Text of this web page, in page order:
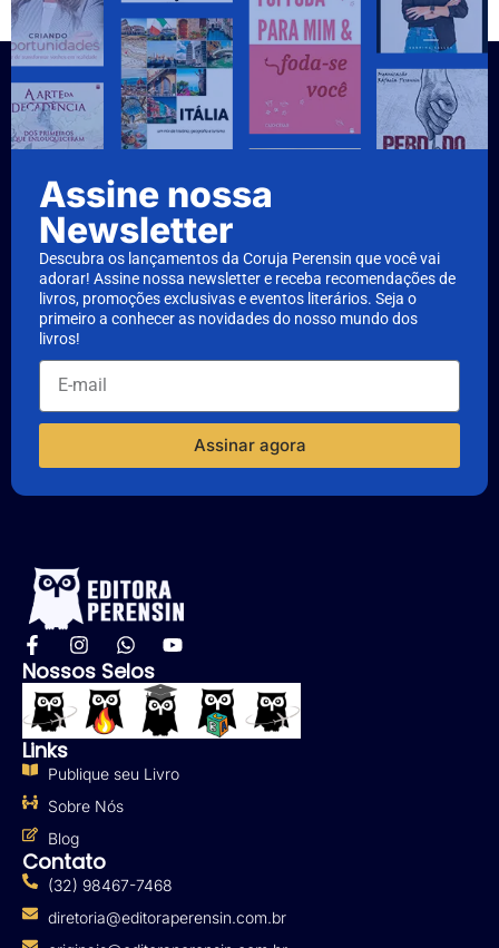
Assine nossa
Newsletter
Descubra os lançamentos da Coruja Perensin que você vai
adorar! Assine nossa newsletter e receba recomendações de
livros, promoções exclusivas e eventos literários. Seja o
primeiro a conhecer as novidades do nosso mundo dos
livros!
Assinar agora
Nossos Selos
Links
Publique seu Livro
Sobre Nós
Blog
Contato
(32) 98467-7468
diretoria@editoraperensin.com.br